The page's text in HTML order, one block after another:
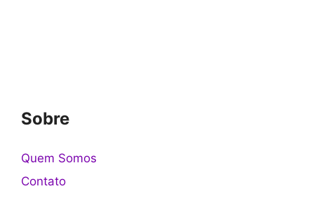
Sobre
Quem Somos
Contato